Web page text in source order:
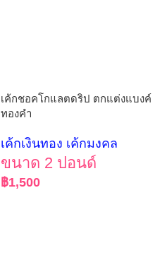
เค้กชอคโกแลตดริป ตกแต่งแบงค์
ทองคำ
เค้กเงินทอง เค้กมงคล
ขนาด 2 ปอนด์
฿1,500